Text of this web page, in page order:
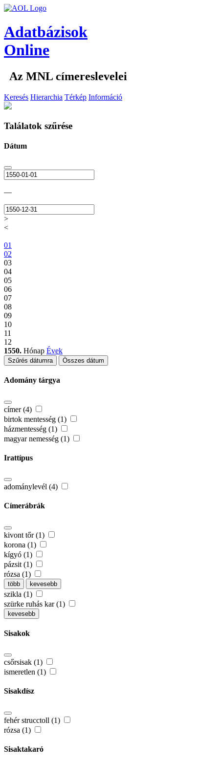
Adatbázisok
Online
Az MNL címereslevelei
Keresés Hierarchia Térkép Információ
Találatok szűrése
Dátum
—
>
<
01
02
03
04
05
06
07
08
09
10
11
12
1550. Hónap Évek
Szűrés dátumra Összes dátum
Adomány tárgya
címer (4)
birtok mentesség (1)
házmentesség (1)
magyar nemesség (1)
Irattípus
adománylevél (4)
Címerábrák
kivont tőr (1)
korona (1)
kígyó (1)
pázsit (1)
rózsa (1)
több kevesebb
szikla (1)
szürke ruhás kar (1)
kevesebb
Sisakok
csőrsisak (1)
ismeretlen (1)
Sisakdísz
fehér strucctoll (1)
rózsa (1)
Sisaktakaró